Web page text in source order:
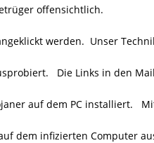
offensichtlich.
werden. Unser
Die Links in den
auf dem PC installiert.
dem infizierten Computer